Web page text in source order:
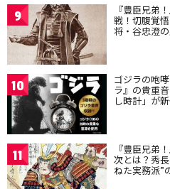
9 『豊臣兄弟
戦！切腹覚
将・谷忠澄
10 ゴジラの咆
ラ』の貴重
し時計」が
11 『豊臣兄弟
次とは？秀
ねた実務派”